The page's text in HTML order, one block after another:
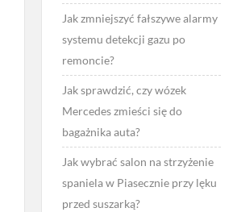
Jak zmniejszyć fałszywe alarmy
systemu detekcji gazu po
remoncie?
Jak sprawdzić, czy wózek
Mercedes zmieści się do
bagażnika auta?
Jak wybrać salon na strzyżenie
spaniela w Piasecznie przy lęku
przed suszarką?